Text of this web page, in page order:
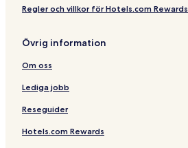
Regler och villkor för Hotels.com Rewards
Övrig information
Om oss
Lediga jobb
Reseguider
Hotels.com Rewards